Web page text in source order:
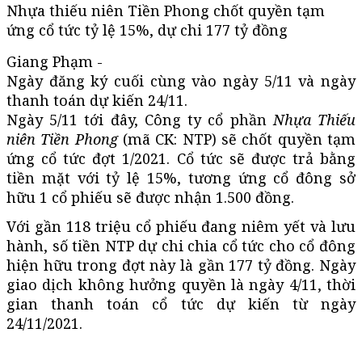
Nhựa thiếu niên Tiền Phong chốt quyền tạm
ứng cổ tức tỷ lệ 15%, dự chi 177 tỷ đồng
Giang Phạm -
Ngày đăng ký cuối cùng vào ngày 5/11 và ngày
thanh toán dự kiến 24/11.
Ngày 5/11 tới đây, Công ty cổ phầnNhựa Thiếu
niên Tiền Phong(mã CK: NTP) sẽ chốt quyền tạm
ứng cổ tức đợt 1/2021. Cổ tức sẽ được trả bằng
tiền mặt với tỷ lệ 15%, tương ứng cổ đông sở
hữu 1 cổ phiếu sẽ được nhận 1.500 đồng.
Với gần 118 triệu cổ phiếu đang niêm yết và lưu
hành, số tiền NTP dự chi chia cổ tức cho cổ đông
hiện hữu trong đợt này là gần 177 tỷ đồng. Ngày
giao dịch không hưởng quyền là ngày 4/11, thời
gian thanh toán cổ tức dự kiến từ ngày
24/11/2021.